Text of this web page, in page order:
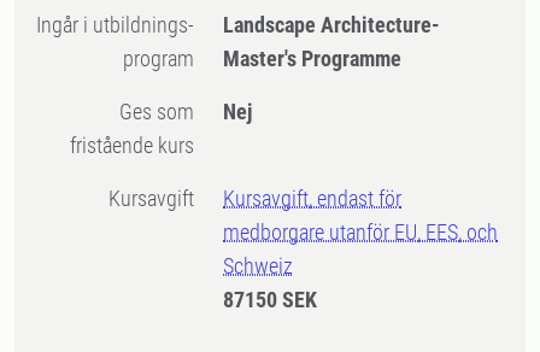
Ingår i utbildnings-
program
Landscape Architecture-
Master's Programme
Ges som
fristående kurs
Nej
Kursavgift
Kursavgift, endast för
medborgare utanför EU, EES, och
Schweiz
87150 SEK